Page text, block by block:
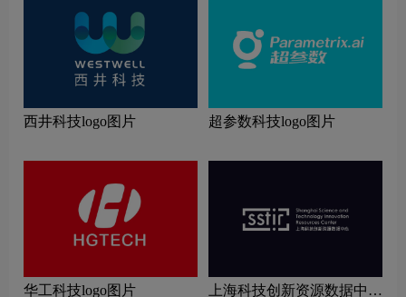
西井科技logo图片 超参数科技logo图片
华工科技logo图片
上海科技创新资源数据中心